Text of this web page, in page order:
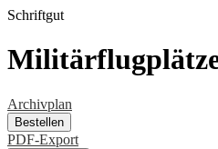
Schriftgut
Archivplan
Bestellen
PDF-Export